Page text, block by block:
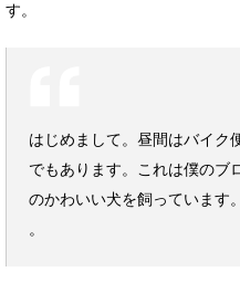
す。
はじめまして。昼間はバイク
でもあります。これは僕のブ
のかわいい犬を飼っています
。